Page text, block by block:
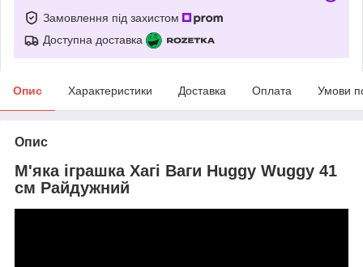
Замовлення під захистом
Доступна доставка
Опис Характеристики Доставка Оплата Умови
Опис
М'яка іграшка Хагі Ваги Huggy Wuggy 41
см Райдужний